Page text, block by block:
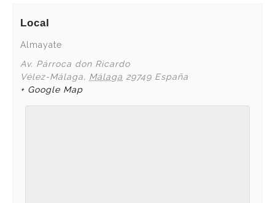
Local
Almayate
Av. Párroca don Ricardo
Vélez-Málaga, Málaga 29749 España
+ Google Map